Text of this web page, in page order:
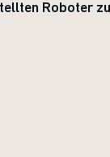
Roboter